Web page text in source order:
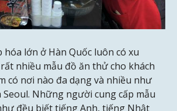
hóa lớn ở Hàn Quốc luôn có xu
nhiều mẫu đồ ăn thử cho khách
có nơi nào đa dạng và nhiều như
Những người cung cấp mẫu
đều biết tiếng Anh, tiếng Nhật